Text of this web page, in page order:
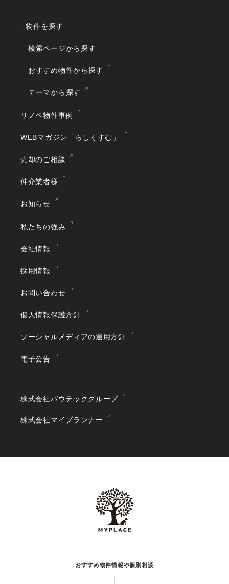
- 物件を探す
検索ページから探す
おすすめ物件から探す
テーマから探す
リノベ物件事例
WEBマガジン「らしくすむ」
売却のご相談
仲介業者様
お知らせ
私たちの強み
会社情報
採用情報
お問い合わせ
個人情報保護方針
ソーシャルメディアの運用方針
電子公告
株式会社バウテックグループ
株式会社マイプランナー
おすすめ物件情報や個別相談